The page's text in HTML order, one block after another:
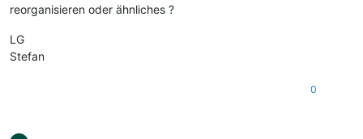
reorganisieren oder ähnliches ?
LG
Stefan
0